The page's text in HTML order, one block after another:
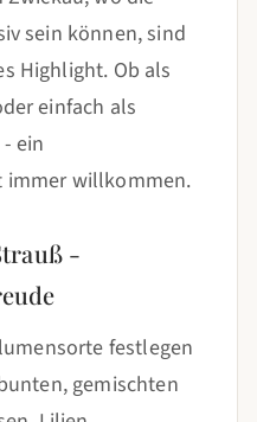
sein können, sind
Highlight. Ob als
einfach als
ein
immer willkommen.
-
festlegen
gemischten